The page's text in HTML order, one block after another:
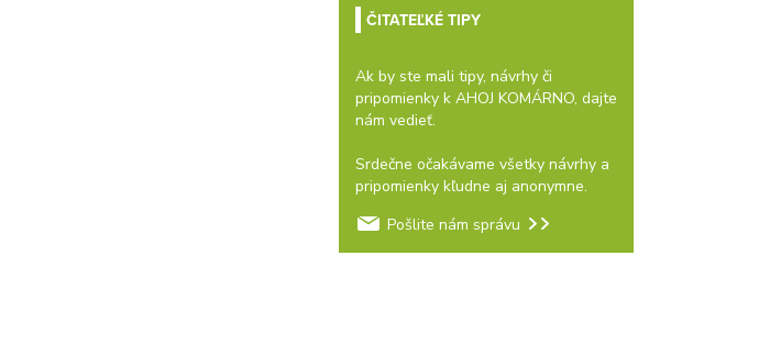
ČITATEĽKÉ TIPY
Ak by ste mali tipy, návrhy či
pripomienky k AHOJ KOMÁRNO, dajte
nám vedieť.
Srdečne očakávame všetky návrhy a
pripomienky kľudne aj anonymne.
Pošlite nám správu